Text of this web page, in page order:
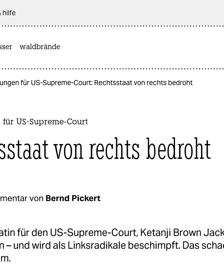
hilfe
waldbrände
für US-Supreme-Court: Rechtsstaat von rechts bedroht
US-Supreme-Court
von rechts bedroht
von Bernd Pickert
für den US-Supreme-Court, Ketanji Brown
– und wird als Linksradikale beschimpft. Das